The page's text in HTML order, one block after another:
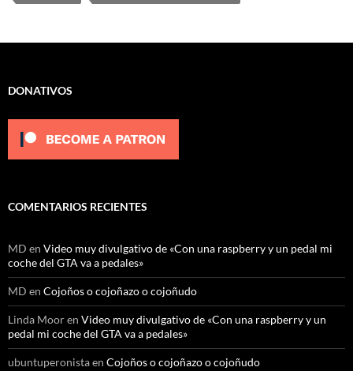
DONATIVOS
COMENTARIOS RECIENTES
MD en Video muy divulgativo de «Con una raspberry y un pedal mi
coche del GTA va a pedales»
MD en Cojoños o cojoñazo o cojoñudo
Linda Mooren Video muy divulgativo de «Con una raspberry y un
pedal mi coche del GTA va a pedales»
ubuntuperonistaen Cojoños o cojoñazo o cojoñudo